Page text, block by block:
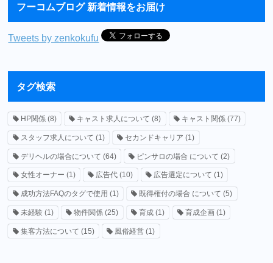
フーコムブログ 新着情報をお届け
Tweets by zenkokufu
タグ検索
HP関係(8) キャスト求人について (8) キャスト関係 (77)
スタッフ求人について (1) セカンドキャリア (1)
デリヘルの場合について (64) ピンサロの場合 について (2)
女性オーナー (1) 広告代 (10) 広告選定について (1)
成功方法FAQのタグで使用 (1) 既得権付の場合 について (5)
未経験(1) 物件関係 (25) 育成 (1) 育成企画(1)
集客方法について (15) 風俗経営 (1)